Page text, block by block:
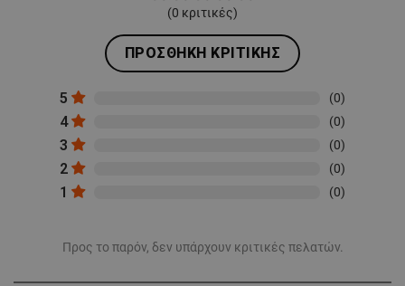
(0 κριτικές)
ΠΡΟΣΘΉΚΗ ΚΡΙΤΙΚΉΣ
5 (0)
4 (0)
3 (0)
2 (0)
1 (0)
Προς το παρόν, δεν υπάρχουν κριτικές πελατών.